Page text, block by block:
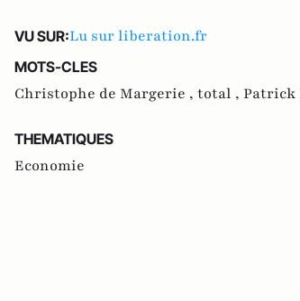
VU SUR:Lu sur liberation.fr
MOTS-CLES
Christophe de Margerie , total , Patrick
THEMATIQUES
Economie